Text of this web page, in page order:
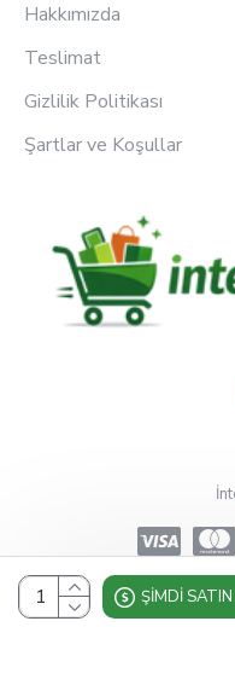
ŞIMDI
Hakkımızda
Teslimat
Gizlilik Politikası
Şartlar ve Koşullar
Design, Hosting